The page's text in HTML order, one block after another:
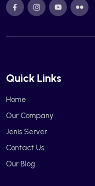
Quick Links
Home
Our Company
Jenis Server
Contact Us
Our Blog